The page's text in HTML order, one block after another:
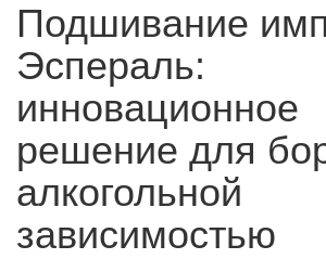
Подшивание
Эспераль:
инновационное
решение для
алкогольной
зависимостью